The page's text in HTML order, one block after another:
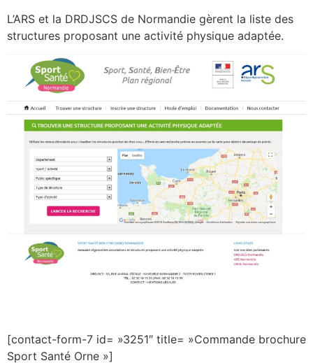
L’ARS et la DRDJSCS de Normandie gèrent la liste des
structures proposant une activité physique adaptée.
[contact-form-7 id= »3251″ title= »Commande brochure
Sport Santé Orne »]